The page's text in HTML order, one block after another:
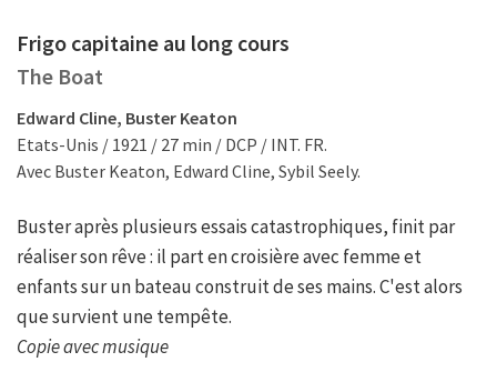
Frigo capitaine au long cours
The Boat
Edward Cline, Buster Keaton
Etats-Unis / 1921 / 27 min / DCP / INT. FR.
Avec Buster Keaton, Edward Cline, Sybil Seely.
Buster après plusieurs essais catastrophiques, finit par
réaliser son rêve : il part en croisière avec femme et
enfants sur un bateau construit de ses mains. C'est alors
que survient une tempête.
Copie avec musique